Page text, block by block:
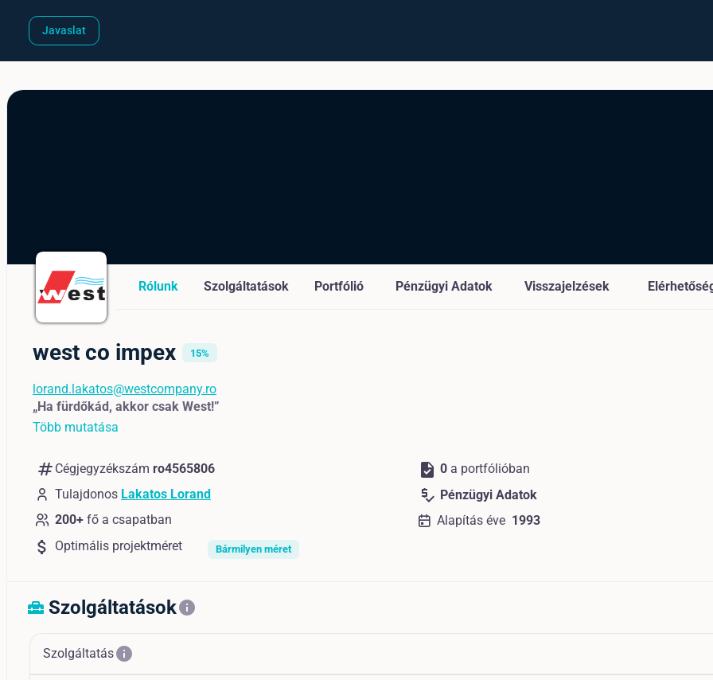
Javaslat
Rólunk Szolgáltatások Portfólió Pénzügyi Adatok Visszajelzések
west co impex 15%
lorand.lakatos@westcompany.ro
„Ha fürdőkád, akkor csak West!”
Több mutatása
numbers Cégjegyzékszám ro4565806
Tulajdonos Lakatos Lorand
200+ fő a csapatban
task 0 a portfólióban
price_check Pénzügyi Adatok
Alapítás éve 1993
attach_money Optimális projektméret Bármilyen méret
home_repair_service Szolgáltatásokinfo
Szolgáltatásinfo